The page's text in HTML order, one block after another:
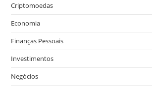
Criptomoedas
Economia
Finanças Pessoais
Investimentos
Negócios